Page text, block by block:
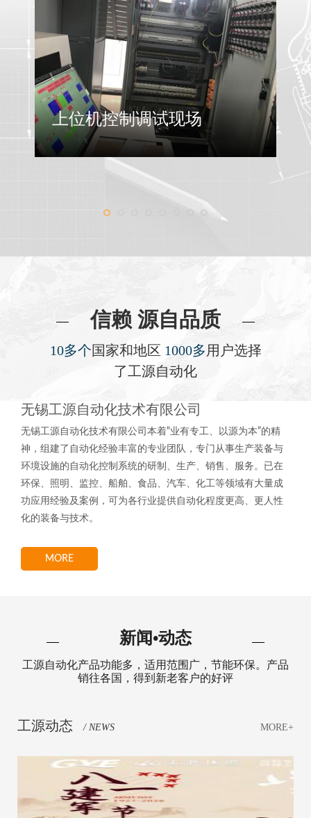
上位机控制调试现场
信赖 源自品质
10多个国家和地区 1000多用户选择
了工源自动化
无锡工源自动化技术有限公司
无锡工源自动化技术有限公司本着“业有专工、以源为本”的精
神，组建了自动化经验丰富的专业团队，专门从事生产装备与
环境设施的自动化控制系统的研制、生产、销售、服务。已在
环保、照明、监控、船舶、食品、汽车、化工等领域有大量成
功应用经验及案例，可为各行业提供自动化程度更高、更人性
化的装备与技术。
MORE
新闻•动态
工源自动化产品功能多，适用范围广，节能环保。产品
销往各国，得到新老客户的好评
MORE+
工源动态 / NEWS